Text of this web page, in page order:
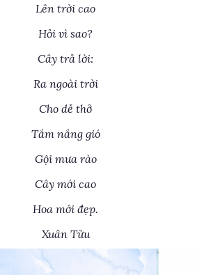
Lên trời cao
Hỏi vì sao?
Cây trả lời:
Ra ngoài trời
Cho dễ thở
Tắm nắng gió
Gội mưa rào
Cây mới cao
Hoa mới đẹp.
Xuân Tửu